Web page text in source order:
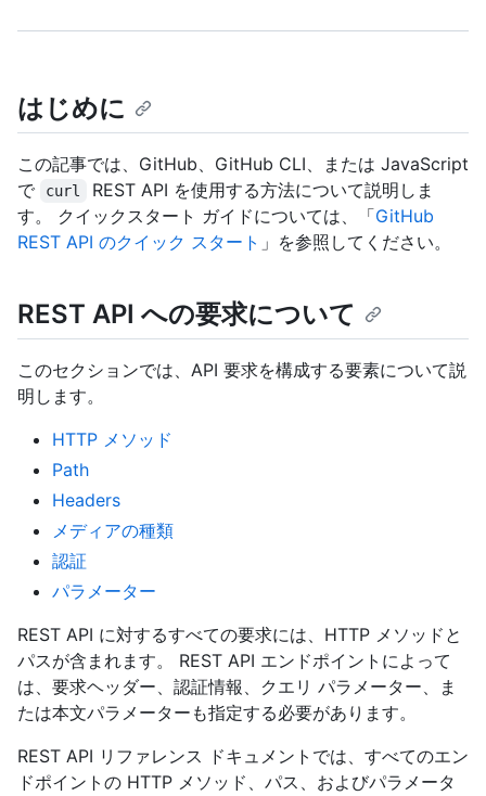
はじめに
この記事では、GitHub、GitHub CLI、または JavaScript
で
curl
REST API を使用する方法について説明しま
す。 クイックスタート ガイドについては、「GitHub
REST API のクイック スタート 」を参照してください。
REST API への要求について
このセクションでは、API 要求を構成する要素について説
明します。
HTTP メソッド
Path
Headers
メディアの種類
認証
パラメーター
REST API に対するすべての要求には、HTTP メソッドと
パスが含まれます。 REST API エンドポイントによって
は、要求ヘッダー、認証情報、クエリ パラメーター、ま
たは本文パラメーターも指定する必要があります。
REST API リファレンス ドキュメントでは、すべてのエン
ドポイントの HTTP メソッド、パス、およびパラメータ